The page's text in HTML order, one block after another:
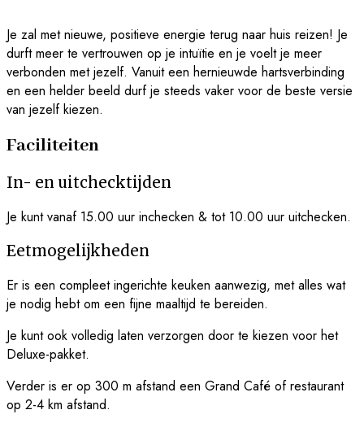
Je zal met nieuwe, positieve energie terug naar huis reizen! Je
durft meer te vertrouwen op je intuïtie en je voelt je meer
verbonden met jezelf. Vanuit een hernieuwde hartsverbinding
en een helder beeld durf je steeds vaker voor de beste versie
van jezelf kiezen.
Faciliteiten
In- en uitchecktijden
Je kunt vanaf 15.00 uur inchecken & tot 10.00 uur uitchecken.
Eetmogelijkheden
Er is een compleet ingerichte keuken aanwezig, met alles wat
je nodig hebt om een fijne maaltijd te bereiden.
Je kunt ook volledig laten verzorgen door te kiezen voor het
Deluxe-pakket.
Verder is er op 300 m afstand een Grand Café of restaurant
op 2-4 km afstand.